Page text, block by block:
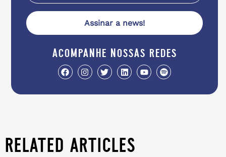
Assinar a news!
acompanhe nossas redes
related articles